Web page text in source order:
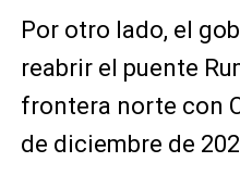
Por otro lado, el
reabrir el puente
frontera norte con
de diciembre de